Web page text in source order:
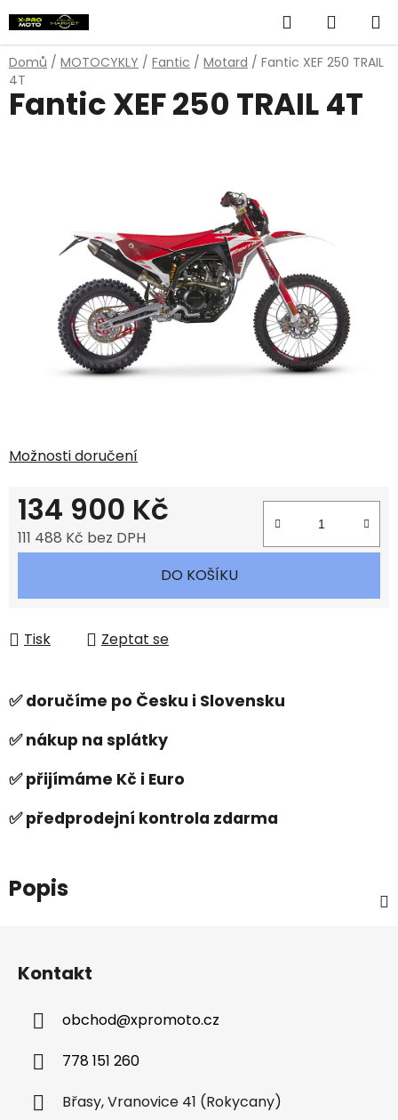
na
obsah
Hledat
KOŠÍK
Domů / MOTOCYKLY / Fantic / Motard / Fantic XEF 250 TRAIL
4T
Možnosti doručení
134 900 Kč
111 488 Kč bez DPH
DO KOŠÍKU
Tisk Zeptat se
Fantic XEF 250 TRAIL 4T
✅ doručíme po Česku i Slovensku
✅ nákup na splátky
✅ přijímáme Kč i Euro
✅ předprodejní kontrola zdarma
Popis
Kontakt
obchod@xpromoto.cz
778 151 260
Břasy, Vranovice 41 (Rokycany)